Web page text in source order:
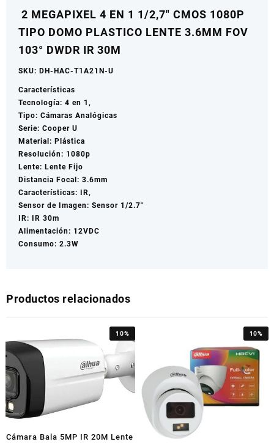
2 MEGAPIXEL 4 EN 1 1/2,7″ CMOS 1080P
TIPO DOMO PLASTICO LENTE 3.6MM FOV
103° DWDR IR 30M
SKU: DH-HAC-T1A21N-U
Características
Tecnología: 4 en 1,
Tipo: Cámaras Analógicas
Serie: Cooper U
Material: Plástica
Resolución: 1080p
Lente: Lente Fijo
Distancia Focal: 3.6mm
Características: IR,
Sensor de Imagen: Sensor 1/2.7″
IR: IR 30m
Alimentación: 12VDC
Consumo: 2.3W
Productos relacionados
10%
Cámara Bala 5MP IR 20M Lente
10%